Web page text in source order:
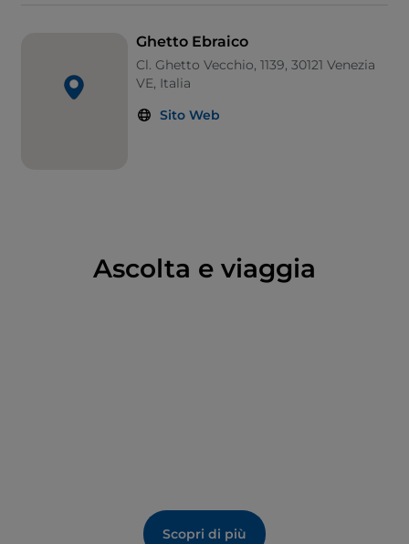
un percorso alla scopertadella tradizioni e della
sinagoghe
Museo Ebraico e al celebre
, il banco dei pegni che rimane uno dei luoghi
simbolo della città.
Ghetto Ebraico
Cl. Ghetto Vecchio, 1139, 30121 Venezia
VE, Italia
Sito Web
Ascolta e viaggia
Scopri di più